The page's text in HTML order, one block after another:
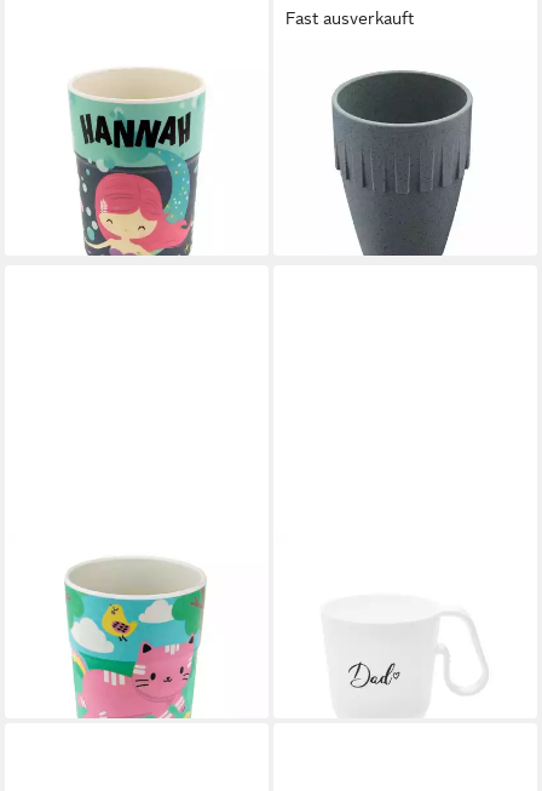
Tasse Kinderbecher
Namensbecher Hannah, 1-tlg.,
Kunststoff, Trinkbecher
Saftbecher Milchbecher
lieferbar - in 4-5 Werktagen bei dir
Fast ausverkauft
Cappuccinotasse Cappuccino
Connect Organic Deep Grey
300 ml, Kunststoff
11,95 €
lieferbar - in 2-3 Werktagen bei dir
HTI-LIVING
Tasse Kinderbecher Katzen,
1-tlg., Kunststoff, Trinkbecher
Saftbecher Milchbecher
10,07 €
lieferbar - in 4-5 Werktagen bei dir
lieferbar - in 2-3 Werktagen bei dir